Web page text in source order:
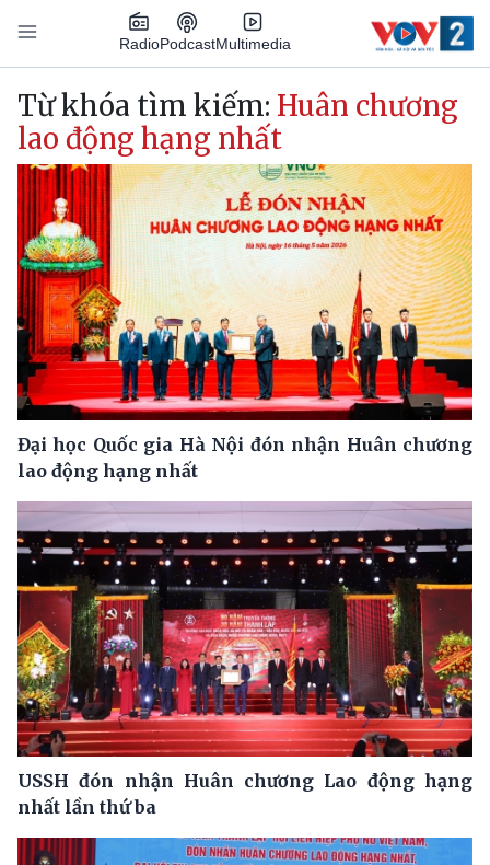
Nhảy đến nội dung
RadioPodcastMultimedia
Main navigation
Từ khóa tìm kiếm: Huân chương
lao động hạng nhất
Đại học Quốc gia Hà Nội đón nhận Huân chương
lao động hạng nhất
USSH đón nhận Huân chương Lao động hạng
nhất lần thứ ba